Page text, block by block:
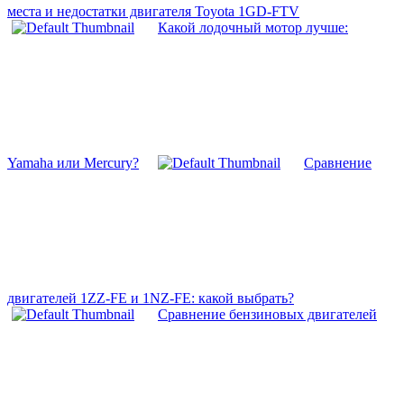
места и недостатки двигателя Toyota 1GD-FTV
Какой лодочный мотор лучше:
Yamaha или Mercury? Сравнение
двигателей 1ZZ-FE и 1NZ-FE: какой выбрать?
Сравнение бензиновых двигателей